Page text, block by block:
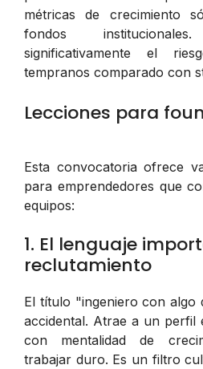
métricas de crecimiento
fondos
significativamente el
tempranos comparado con
Lecciones para
Esta convocatoria ofrece
para emprendedores que
equipos:
1. El lenguaje
reclutamiento
El título "ingeniero con algo
accidental. Atrae a un perfil
con mentalidad de
trabajar duro. Es un filtro